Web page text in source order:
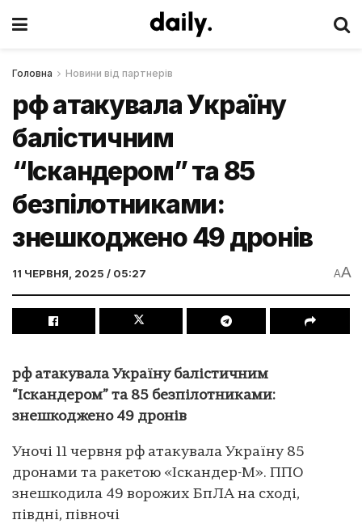
Головна Новини від партнерів
рф атакувала Україну
балістичним
“Іскандером” та 85
безпілотниками:
знешкоджено 49 дронів
11 ЧЕРВНЯ, 2025 / 05:27 AA
рф атакувала Україну балістичним
“Іскандером” та 85 безпілотниками:
знешкоджено 49 дронів
Уночі 11 червня рф атакувала Україну 85
дронами та ракетою «Іскандер-М». ППО
знешкодила 49 ворожих БпЛА на сході,
півдні, півночі